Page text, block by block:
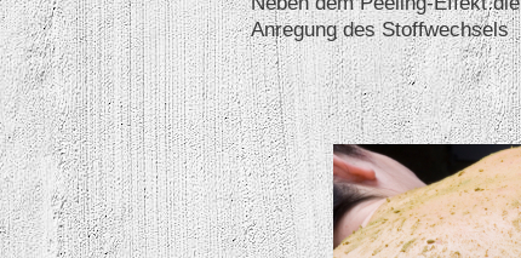
Anregung des Stoffwechsels